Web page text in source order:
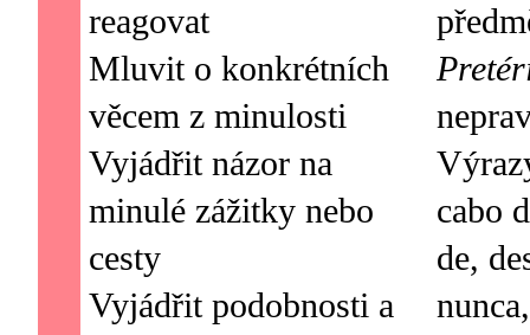
reagovat
Mluvit o konkrétních
věcem z minulosti
Vyjádřit názor na
minulé zážitky nebo
cesty
Vyjádřit podobnosti a
cabo
de,